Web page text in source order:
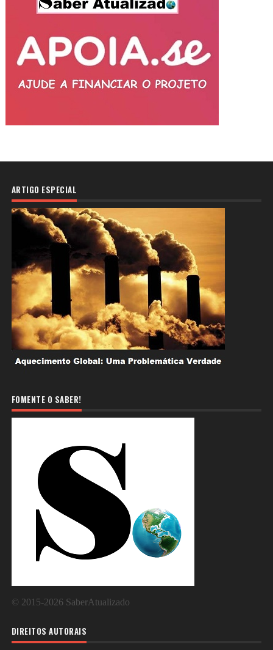
ARTIGO ESPECIAL
FOMENTE O SABER!
© 2015-2026 SaberAtualizado
DIREITOS AUTORAIS